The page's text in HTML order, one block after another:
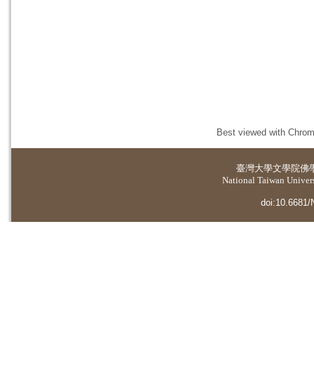
Best viewed with
臺灣大學文學院佛
National Taiwan
doi:10.6681/